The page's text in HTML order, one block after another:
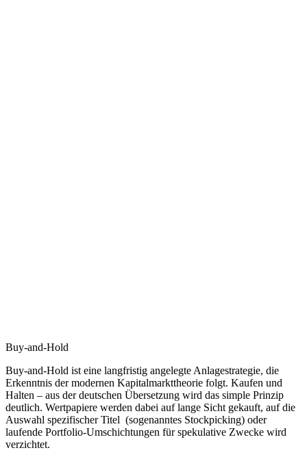
Buy-and-Hold
Buy-and-Hold ist eine langfristig angelegte Anlagestrategie, die
Erkenntnis der modernen Kapitalmarkttheorie folgt. Kaufen und
Halten – aus der deutschen Übersetzung wird das simple Prinzip
deutlich. Wertpapiere werden dabei auf lange Sicht gekauft, auf die
Auswahl spezifischer Titel (sogenanntes Stockpicking) oder
laufende Portfolio-Umschichtungen für spekulative Zwecke wird
verzichtet.